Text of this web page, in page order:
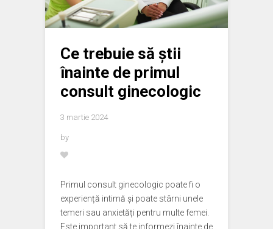
Ce trebuie să știi
înainte de primul
consult ginecologic
3 martie 2024
by
Primul consult ginecologic poate fi o
experiență intimă și poate stârni unele
temeri sau anxietăți pentru multe femei.
Este important să te informezi înainte de